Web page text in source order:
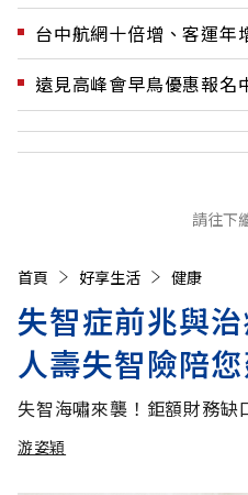
台中航網十倍增、客運年
遠見高峰會早鳥優惠報名
請往下
首頁 好享生活 健康
失智症前兆與
人壽失智險陪
失智海嘯來襲！鉅額財務缺
游姿穎